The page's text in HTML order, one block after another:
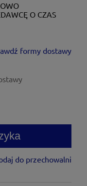
O CZAS
płatności
formy dostawy
do przechowalni